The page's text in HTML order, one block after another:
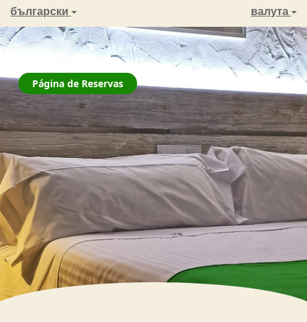
български валута
ZAHARA DE LA SIERRA
La Jarana
Página de Reservas